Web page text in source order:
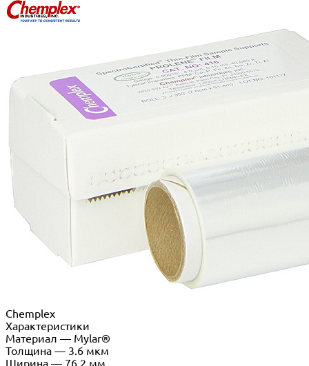
Chemplex
Характеристики
Материал — Mylar®
Толщина — 3.6 мкм
Ширина — 76,2 мм